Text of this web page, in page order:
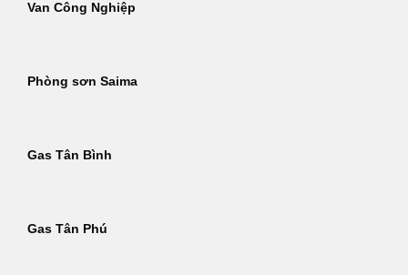
Van Công Nghiệp
Phòng sơn Saima
Gas Tân Bình
Gas Tân Phú